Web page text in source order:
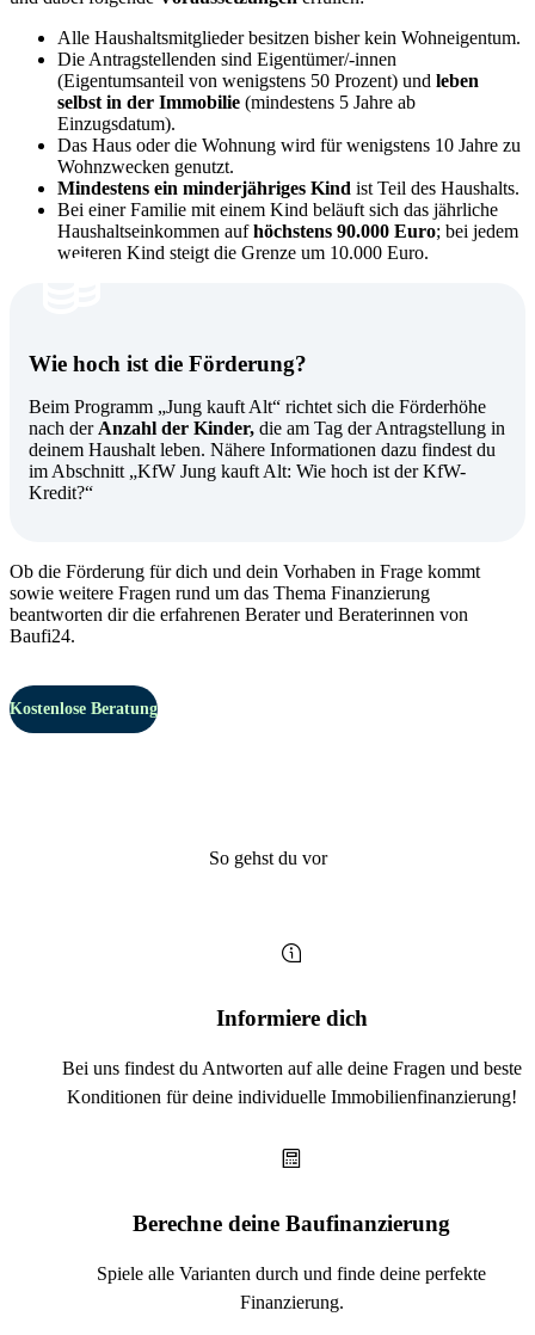
Alle Haushaltsmitglieder besitzen bisher kein Wohneigentum.
Die Antragstellenden sind Eigentümer/-innen
(Eigentumsanteil von wenigstens 50 Prozent) und leben
selbst in der Immobilie (mindestens 5 Jahre ab
Einzugsdatum).
Das Haus oder die Wohnung wird für wenigstens 10 Jahre zu
Wohnzwecken genutzt.
Mindestens ein minderjähriges Kind ist Teil des Haushalts.
Bei einer Familie mit einem Kind beläuft sich das jährliche
Haushaltseinkommen aufhöchstens 90.000 Euro; bei jedem
weiteren Kind steigt die Grenze um 10.000 Euro.
Wie hoch ist die Förderung?
Beim Programm „Jung kauft Alt“ richtet sich die Förderhöhe
nach der Anzahl der Kinder, die am Tag der Antragstellung in
deinem Haushalt leben. Nähere Informationen dazu findest du
im Abschnitt „KfW Jung kauft Alt: Wie hoch ist der KfW-
Kredit?“
Ob die Förderung für dich und dein Vorhaben in Frage kommt
sowie weitere Fragen rund um das Thema Finanzierung
beantworten dir die erfahrenen Berater und Beraterinnen von
Baufi24.
Kostenlose Beratung
So gehst du vor
Informiere dich
Bei uns findest du Antworten auf alle deine Fragen und beste
Konditionen für deine individuelle Immobilienfinanzierung!
Berechne deine Baufinanzierung
Spiele alle Varianten durch und finde deine perfekte
Finanzierung.